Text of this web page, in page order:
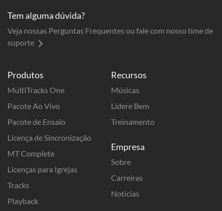
Produtos
MultiTracks One
Pacote Ao Vivo
Pacote de Ensaio
Licença de Sincronização
MT Complete
Licenças para Igrejas
Tracks
Playback
Recursos
Músicas
Lidere Bem
Treinamento
Empresa
Sobre
Carreiras
Notícias
Tem alguma dúvida?
Veja nossas Perguntas Frequentes ou fale com nosso time de
suporte